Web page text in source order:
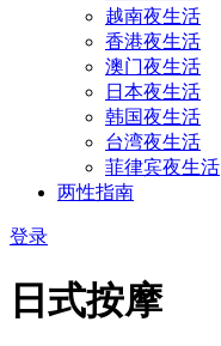
越南夜生活
香港夜生活
澳门夜生活
日本夜生活
韩国夜生活
台湾夜生活
菲律宾夜生活
两性指南
登录
日式按摩